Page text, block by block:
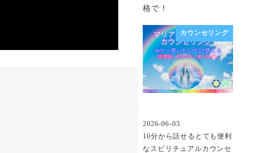
格で！
カウンセリング
10分から話せるとても便利
なスピリチュアルカウンセ
2026-06-03